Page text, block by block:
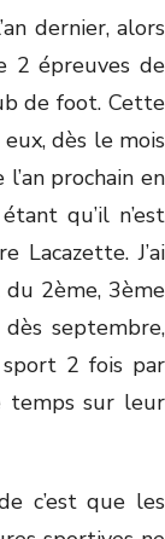
dernier, alors
2 épreuves de
de foot. Cette
eux, dès le mois
prochain en
qu’il n’est
Lacazette. J’ai
2ème, 3ème
septembre,
2 fois par
temps sur leur
c’est que les